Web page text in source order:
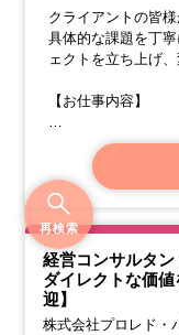
クライアントの皆
具体的な課題を丁
ェクトを立ち上げ
【お仕事内容】
・企画、構想、戦
・担当するテーマ
広いプロセスに及ぶ
経営コンサルタ
ダイレクトな価
迎】
株式会社プロレド・
再検索